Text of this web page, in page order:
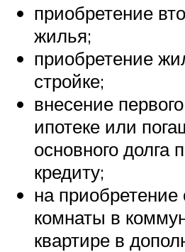
приобретение
жилья;
приобретение
стройке;
внесение
ипотеке или
основного долга
кредиту;
на приобретение
комнаты в
квартире в